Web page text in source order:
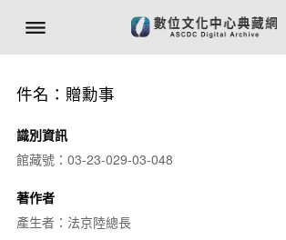
件名：贈勳事
識別資訊
館藏號：03-23-029-03-048
著作者
產生者：法京陸總長